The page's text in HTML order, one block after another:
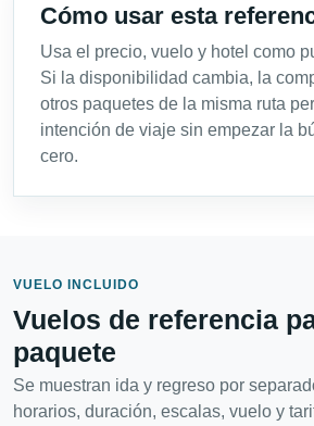
Cómo usar esta
Usa el precio, vuelo y hotel como
Si la disponibilidad cambia, la
otros paquetes de la misma ruta
intención de viaje sin empezar la
cero.
VUELO INCLUIDO
Vuelos de referencia
paquete
Se muestran ida y regreso por
horarios, duración, escalas, vuelo y